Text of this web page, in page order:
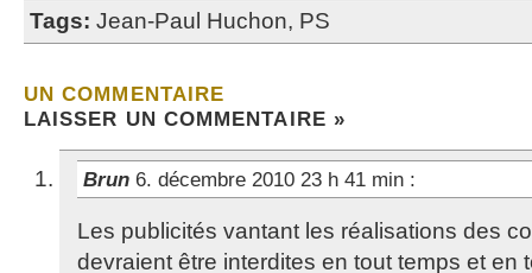
Tags: Jean-Paul Huchon, PS
UN COMMENTAIRE
LAISSER UN COMMENTAIRE »
Brun 6. décembre 2010 23 h 41 min :
Les publicités vantant les réalisations des
devraient être interdites en tout temps et en